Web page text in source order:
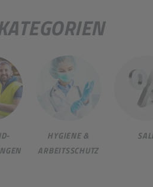
HYGIENE &
ARBEITSSCHUTZ